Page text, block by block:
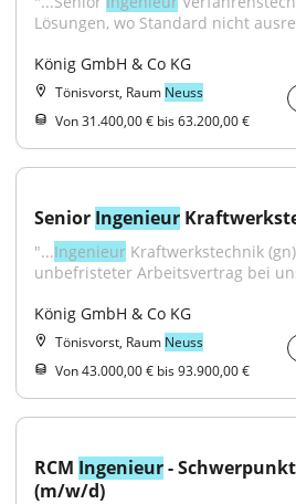
Lösungen, wo Standard nicht
König GmbH & Co KG
Tönisvorst, Raum Neuss
Von 31.400,00 € bis 63.200,00 €
Senior Ingenieur
"...Ingenieur Kraftwerkstechnik
unbefristeter Arbeitsvertrag bei
König GmbH & Co KG
Tönisvorst, Raum Neuss
Von 43.000,00 € bis 93.900,00 €
RCM Ingenieur -
(m/w/d)